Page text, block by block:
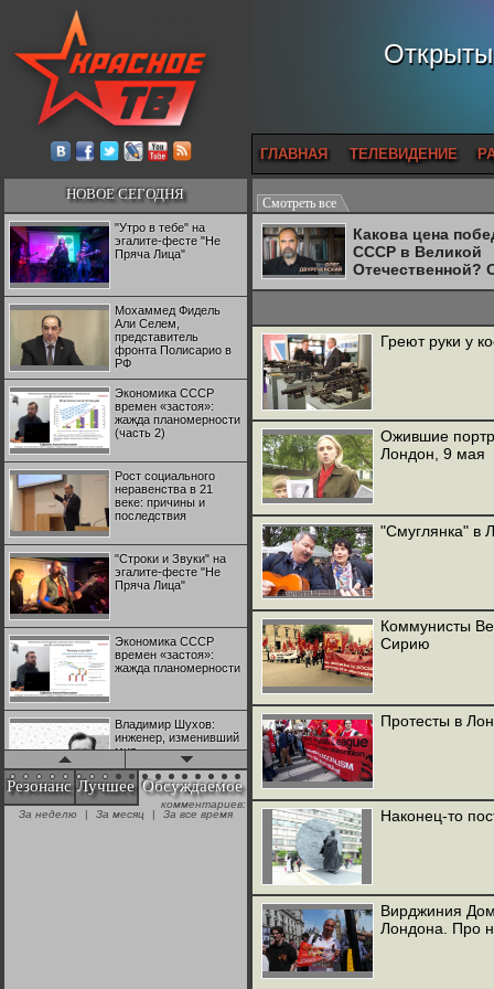
ГЛАВНАЯ ТЕЛЕВИДЕНИЕ
НОВОЕ СЕГОДНЯ
"Утро в тебе" на
эгалите-фесте "Не
Пряча Лица"
Мохаммед Фидель
Али Селем,
представитель
фронта Полисарио в
РФ
Экономика СССР
времен «застоя»:
жажда планомерности
(часть 2)
Рост социального
неравенства в 21
веке: причины и
последствия
"Строки и Звуки" на
эгалите-фесте "Не
Пряча Лица"
Экономика СССР
времен «застоя»:
жажда планомерности
Владимир Шухов:
инженер, изменивший
мир
"Аркадий Коц" на
эгалите-фесте "Не
Резонанс Лучшее Обсуждаемое
комментариев:
За неделю
| За месяц | За все время
Смотреть все
Какова цена
СССР в Великой
Отечественной?
Двуреченский о
Греют руки у
Ожившие
Лондон, 9 мая
"Смуглянка" в
Коммунисты
Сирию
Протесты в
Наконец-то
Вирджиния
Лондона. Про